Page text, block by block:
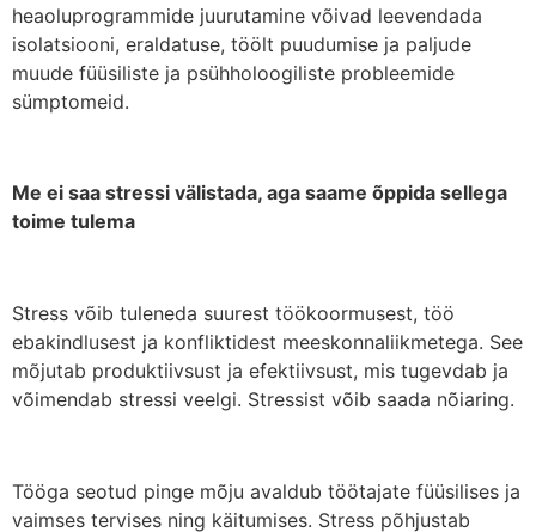
heaoluprogrammide juurutamine võivad leevendada
isolatsiooni, eraldatuse, töölt puudumise ja paljude
muude füüsiliste ja psühholoogiliste probleemide
sümptomeid.
Me ei saa stressi välistada, aga saame õppida sellega
toime tulema
Stress võib tuleneda suurest töökoormusest, töö
ebakindlusest ja konfliktidest meeskonnaliikmetega. See
mõjutab produktiivsust ja efektiivsust, mis tugevdab ja
võimendab stressi veelgi. Stressist võib saada nõiaring.
Tööga seotud pinge mõju avaldub töötajate füüsilises ja
vaimses tervises ning käitumises. Stress põhjustab